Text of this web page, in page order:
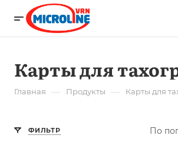
Карты для
Главная — Продукты — Карты для
ФИЛЬТР